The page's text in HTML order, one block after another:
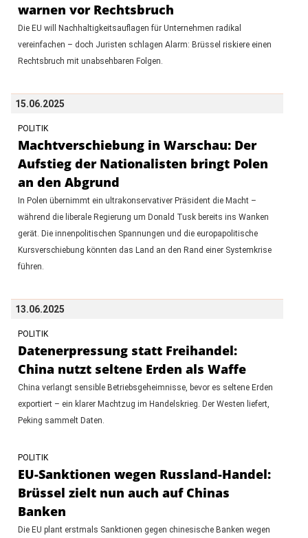
warnen vor Rechtsbruch
Die EU will Nachhaltigkeitsauflagen für Unternehmen radikal
vereinfachen – doch Juristen schlagen Alarm: Brüssel riskiere einen
Rechtsbruch mit unabsehbaren Folgen.
15.06.2025
POLITIK
Machtverschiebung in Warschau: Der
Aufstieg der Nationalisten bringt Polen
an den Abgrund
In Polen übernimmt ein ultrakonservativer Präsident die Macht –
während die liberale Regierung um Donald Tusk bereits ins Wanken
gerät. Die innenpolitischen Spannungen und die europapolitische
Kursverschiebung könnten das Land an den Rand einer Systemkrise
führen.
13.06.2025
POLITIK
Datenerpressung statt Freihandel:
China nutzt seltene Erden als Waffe
China verlangt sensible Betriebsgeheimnisse, bevor es seltene Erden
exportiert – ein klarer Machtzug im Handelskrieg. Der Westen liefert,
Peking sammelt Daten.
POLITIK
EU-Sanktionen wegen Russland-Handel:
Brüssel zielt nun auch auf Chinas
Banken
Die EU plant erstmals Sanktionen gegen chinesische Banken wegen